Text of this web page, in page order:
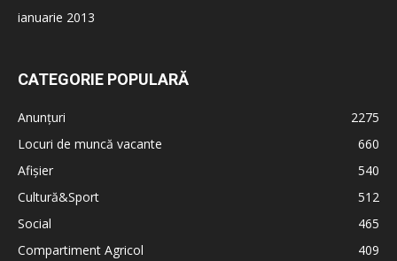
ianuarie 2013
CATEGORIE POPULARĂ
Anunțuri
2275
Locuri de muncă vacante
660
Afișier
540
Cultură&Sport
512
Social
465
Compartiment Agricol
409